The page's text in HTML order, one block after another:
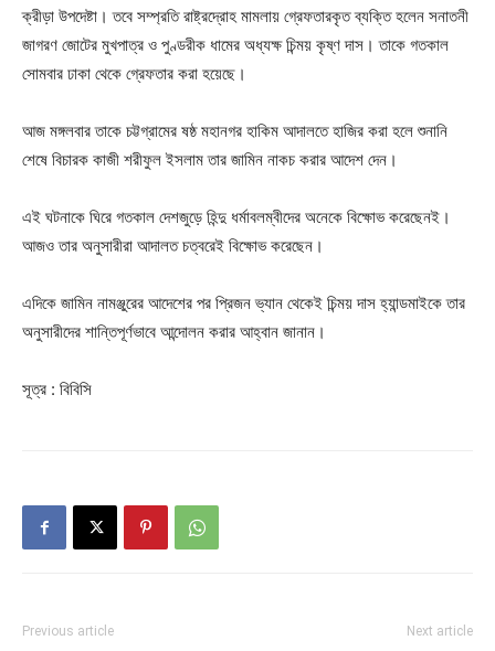
ক্রীড়া উপদেষ্টা। তবে সম্প্রতি রাষ্ট্রদ্রোহ মামলায় গ্রেফতারকৃত ব্যক্তি হলেন সনাতনী
জাগরণ জোটের মুখপাত্র ও পুণ্ডরীক ধামের অধ্যক্ষ চিন্ময় কৃষ্ণ দাস। তাকে গতকাল
সোমবার ঢাকা থেকে গ্রেফতার করা হয়েছে।
আজ মঙ্গলবার তাকে চট্টগ্রামের ষষ্ঠ মহানগর হাকিম আদালতে হাজির করা হলে শুনানি
শেষে বিচারক কাজী শরীফুল ইসলাম তার জামিন নাকচ করার আদেশ দেন।
এই ঘটনাকে ঘিরে গতকাল দেশজুড়ে হিন্দু ধর্মাবলম্বীদের অনেকে বিক্ষোভ করেছেনই।
আজও তার অনুসারীরা আদালত চত্বরেই বিক্ষোভ করেছেন।
এদিকে জামিন নামঞ্জুরের আদেশের পর প্রিজন ভ্যান থেকেই চিন্ময় দাস হ্যান্ডমাইকে তার
অনুসারীদের শান্তিপূর্ণভাবে আন্দোলন করার আহ্বান জানান।
সূত্র : বিবিসি
Previous article Next article